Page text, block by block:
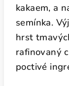
kakaem, a
semínka.
hrst
rafinovaný
poctivé